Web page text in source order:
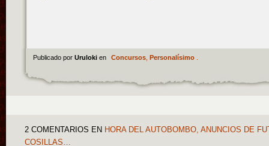
Publicado por Uruloki en Concursos, Personalísimo.
2 COMENTARIOS EN HORA DEL AUTOBOMBO, ANUNCIOS DE
COSILLAS…